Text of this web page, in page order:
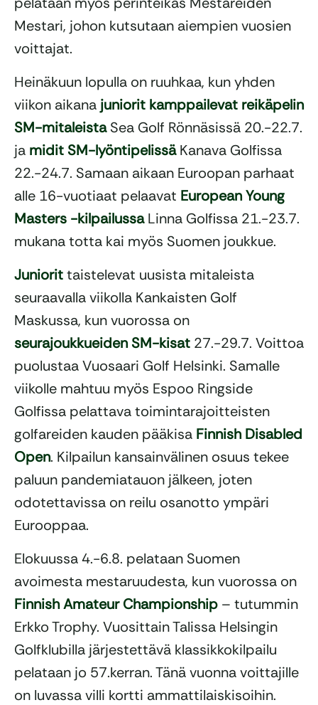
Mestari, johon kutsutaan aiempien vuosien
voittajat.
Heinäkuun lopulla on ruuhkaa, kun yhden
viikon aikana juniorit kamppailevat reikäpelin
SM-mitaleistaSea Golf Rönnäsissä 20.-22.7.
ja midit SM-lyöntipelissäKanava Golfissa
22.-24.7. Samaan aikaan Euroopan parhaat
alle 16-vuotiaat pelaavat European Young
Masters -kilpailussaLinna Golfissa 21.-23.7.
mukana totta kai myös Suomen joukkue.
Juniorittaistelevat uusista mitaleista
seuraavalla viikolla Kankaisten Golf
Maskussa, kun vuorossa on
seurajoukkueiden SM-kisat 27.-29.7. Voittoa
puolustaa Vuosaari Golf Helsinki. Samalle
viikolle mahtuu myös Espoo Ringside
Golfissa pelattava toimintarajoitteisten
golfareiden kauden pääkisa Finnish Disabled
Open. Kilpailun kansainvälinen osuus tekee
paluun pandemiatauon jälkeen, joten
odotettavissa on reilu osanotto ympäri
Eurooppaa.
Elokuussa 4.-6.8. pelataan Suomen
avoimesta mestaruudesta, kun vuorossa on
Finnish Amateur Championship – tutummin
Erkko Trophy. Vuosittain Talissa Helsingin
Golfklubilla järjestettävä klassikkokilpailu
pelataan jo 57.kerran. Tänä vuonna voittajille
on luvassa villi kortti ammattilaiskisoihin.